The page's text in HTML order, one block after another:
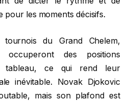
pour les moments décisifs.
du Grand Chelem,
des positions
tableau, ce qui rend leur
inévitable. Novak Djokovic
mais son plafond est